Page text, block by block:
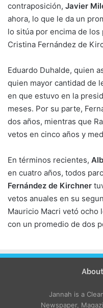
contraposición, Javier
ahora, lo que le da un
lo sitúa por encima de
Cristina Fernández de
Eduardo Duhalde, quien
quien mayor cantidad de
en que estuvo en la
meses. Por su parte,
dos años, mientras que
vetos en cinco años y
En términos recientes,
en cuatro años, todos
Fernández de Kirchner
vetos anuales en su
Mauricio Macri vetó ocho
con un promedio de dos
Jannah is a
Newspaper,